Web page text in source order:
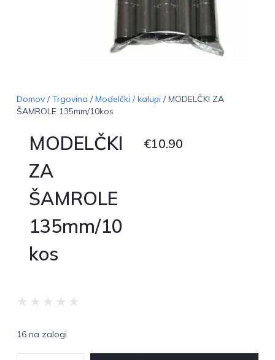
Domov/Trgovina /Modelčki / kalupi / MODELČKI ZA
ŠAMROLE 135mm/10kos
MODELČKI
ZA
ŠAMROLE
135mm/10
kos
€10.90
★ ★ ★ ★ ★
16 na zalogi